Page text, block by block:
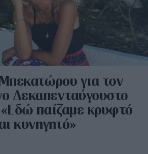
για τον
Δεκαπενταύγουστο
παίζαμε κρυφτό
κυνηγητό»